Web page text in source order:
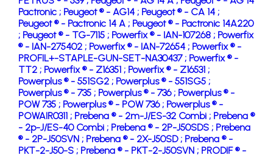
Pactronic ; Peugeot ® - AG14 ; Peugeot ® - CA 14 ;
Peugeot ® - Pactronic 14 A ; Peugeot ® - Pactronic 14A220
; Peugeot ® - TG-7115 ; Powerfix ® - IAN-107268 ; Powerfix
® - IAN-275402 ; Powerfix ® - IAN-72654 ; Powerfix ® -
PROFIL+-STAPLE-GUN-SET-NA30437 ; Powerfix ® -
TT2 ; Powerfix ® - Z16351 ; Powerfix ® - Z16531 ;
Powerplus ® - 551SG2 ; Powerplus ® - 551SG5 ;
Powerplus ® - 735 ; Powerplus ® - 736 ; Powerplus ® -
POW 735 ; Powerplus ® - POW 736 ; Powerplus ® -
POWAIR0311 ; Prebena ® - 2m-J/ES-32 Combi ; Prebena ®
- 2p-J/ES-40 Combi ; Prebena ® - 2P-J50SDS ; Prebena
® - 2P-J50SVN ; Prebena ® - 2X-J50SD ; Prebena ® -
PKT-2-J50-S ; Prebena ® - PKT-2-J50SVN ; PRODIF ® -